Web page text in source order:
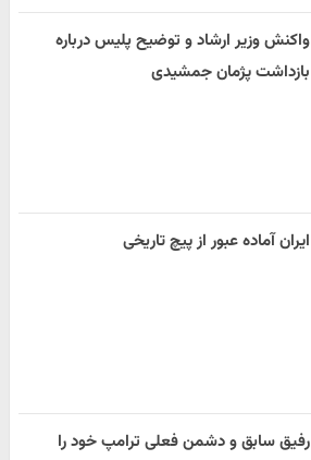
واکنش وزیر ارشاد و توضیح پلیس درباره
بازداشت پژمان جمشیدی
ایران آماده عبور از پیچ تاریخی
رفیق سابق و دشمن فعلی ترامپ خود را